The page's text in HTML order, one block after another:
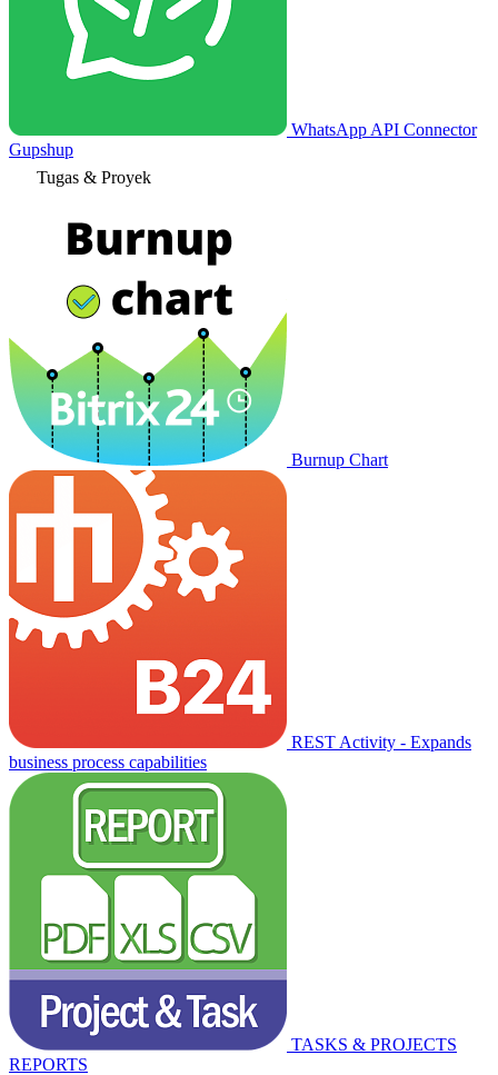
WhatsApp API Connector
Gupshup
Tugas & Proyek
Burnup Chart
REST Activity - Expands
business process capabilities
TASKS & PROJECTS
REPORTS